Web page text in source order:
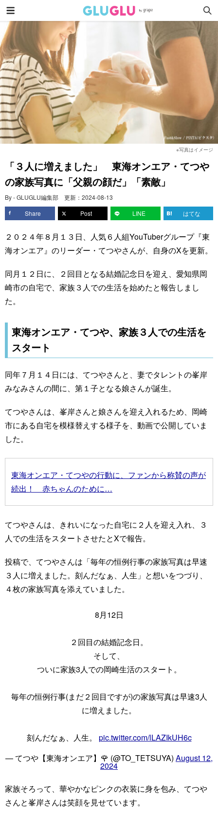
※写真はイメージ
「３人に増えました」 東海オンエア・てつや
の家族写真に「父親の顔だ」「素敵」
By - GLUGLU編集部 更新： 2024-08-13
Share
Post LINE はてな
２０２４年８月１３日、人気６人組YouTuberグループ『東
海オンエア』のリーダー・てつやさんが、自身のXを更新。
同月１２日に、２回目となる結婚記念日を迎え、愛知県岡
崎市の自宅で、家族３人での生活を始めたと報告しまし
た。
東海オンエア・てつや、家族３人での生活を
スタート
同年７月１４日には、てつやさんと、妻でタレントの峯岸
みなみさんの間に、第１子となる娘さんが誕生。
てつやさんは、峯岸さんと娘さんを迎え入れるため、岡崎
市にある自宅を模様替えする様子を、動画で公開していま
した。
東海オンエア・てつやの行動に、ファンから称賛の声が
続出！ 赤ちゃんのために…
てつやさんは、きれいになった自宅に２人を迎え入れ、３
人での生活をスタートさせたとXで報告。
投稿で、てつやさんは「毎年の恒例行事の家族写真は早速
３人に増えました。刻んだなぁ、人生」と想いをつづり、
４枚の家族写真を添えていました。
8月12日
２回目の結婚記念日。
そして、
ついに家族3人での岡崎生活のスタート。
毎年の恒例行事(まだ２回目ですが)の家族写真は早速3人
に増えました。
刻んだなぁ、人生。 pic.twitter.com/lLAZIkUH6c
— てつや【東海オンエア】🌹 (@TO_TETSUYA) August 12,
2024
家族そろって、華やかなピンクの衣装に身を包み、てつや
さんと峯岸さんは笑顔を見せています。